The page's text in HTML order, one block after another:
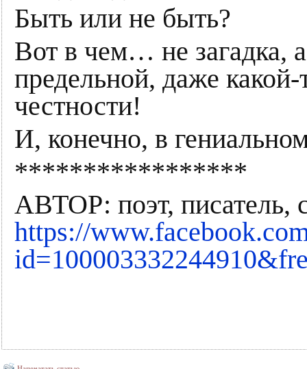
Быть или не быть?
Вот в чем… не загадка,
предельной, даже какой-
честности!
И, конечно, в
*****************
АВТОР: поэт, писатель,
https://